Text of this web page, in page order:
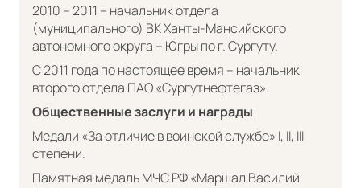
2010 – 2011 – начальник отдела
(муниципального) ВК Ханты-Мансийского
автономного округа – Югры по г. Сургуту.
С 2011 года по настоящее время – начальник
второго отдела ПАО «Сургутнефтегаз».
Общественные заслуги и награды
Медали «За отличие в воинской службе» I, II, III
степени.
Памятная медаль МЧС РФ «Маршал Василий